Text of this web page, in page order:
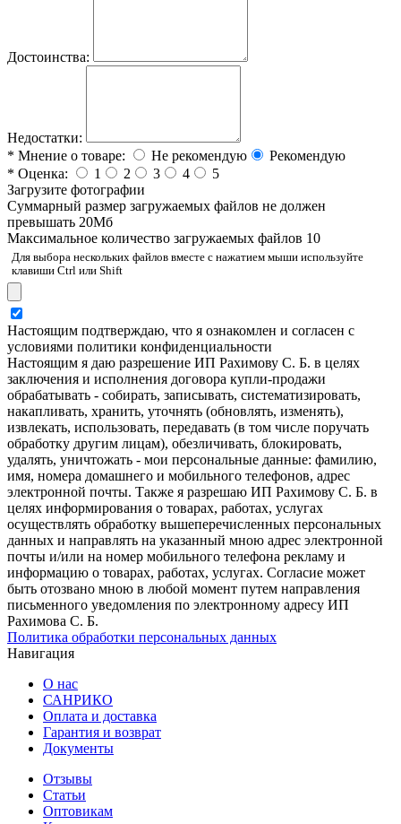
Достоинства:
Недостатки:
* Мнение о товаре: Не рекомендую
Рекомендую
* Оценка: 1 2 3 4
5
Загрузите фотографии
Cуммарный размер загружаемых файлов не должен
превышать 20Мб
Максимальное количество загружаемых файлов 10
Для выбора нескольких файлов вместе с нажатием мыши используйте
клавиши Ctrl или Shift
Настоящим подтверждаю, что я ознакомлен и согласен с
условиями политики конфиденциальности
Настоящим я даю разрешение ИП Рахимову С. Б. в целях
заключения и исполнения договора купли-продажи
обрабатывать - собирать, записывать, систематизировать,
накапливать, хранить, уточнять (обновлять, изменять),
извлекать, использовать, передавать (в том числе поручать
обработку другим лицам), обезличивать, блокировать,
удалять, уничтожать - мои персональные данные: фамилию,
имя, номера домашнего и мобильного телефонов, адрес
электронной почты. Также я разрешаю ИП Рахимову С. Б. в
целях информирования о товарах, работах, услугах
осуществлять обработку вышеперечисленных персональных
данных и направлять на указанный мною адрес электронной
почты и/или на номер мобильного телефона рекламу и
информацию о товарах, работах, услугах. Согласие может
быть отозвано мною в любой момент путем направления
письменного уведомления по электронному адресу ИП
Рахимова С. Б.
Политика обработки персональных данных
Навигация
О нас
САНРИКО
Оплата и доставка
Гарантия и возврат
Документы
Отзывы
Статьи
Оптовикам